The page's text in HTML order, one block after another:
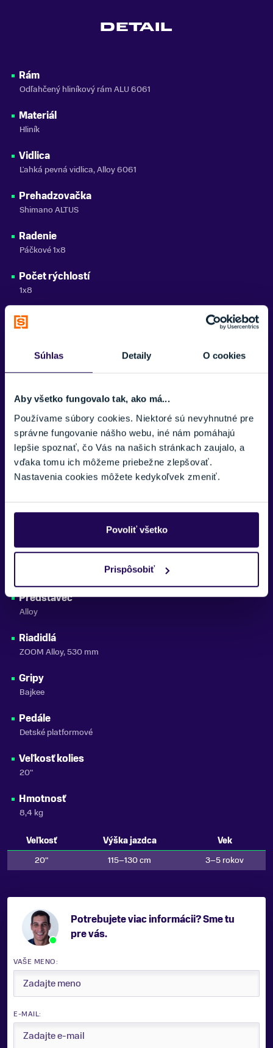
Súhlas Detaily O cookies
Aby všetko fungovalo tak, ako má...
Používame súbory cookies. Niektoré sú nevyhnutné pre
správne fungovanie nášho webu, iné nám pomáhajú
lepšie spoznať, čo Vás na našich stránkach zaujalo, a
vďaka tomu ich môžeme priebežne zlepšovať.
Nastavenia cookies môžete kedykoľvek zmeniť.
Povoliť všetko
Prispôsobiť
VLASTNOSTI BICYKLA
s prehadzovačkou
do 100 kg
Woom
DETAIL
Rám
Odľahčený hliníkový rám ALU 6061
Materiál
Hliník
Vidlica
Ľahká pevná vidlica, Alloy 6061
Prehadzovačka
Shimano ALTUS
Radenie
Páčkové 1x8
Počet rýchlostí
1x8
Kľuky
Alloy
Brzdy
V-brake, ergonomické páčky pre deti
Náboje
Ráfiky
Superľahké dvojité hliníkové ráfiky
Plášte
Sedlo
Predstavec
Alloy
Riadidlá
ZOOM Alloy, 530 mm
Gripy
Bajkee
Pedále
Detské platformové
Veľkosť kolies
20"
Hmotnosť
8,4 kg
Veľkosť Výška jazdca
Vek
20"
115–130 cm 3–5 rokov
Potrebujete viac informácii? Sme tu
pre vás.
VAŠE MENO:
E-MAIL: